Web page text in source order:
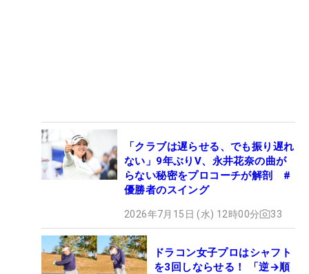
「クラブは遅らせる、でも振り遅れ
ない」9年ぶりV、永井花奈の曲が
らない秘密をプロコーチが解剖 #
優勝者のスイング
2026年7月15日 (水) 12時00分 33
ドラコン女子プロはシャフト
を3回しならせる！ 「逆→順